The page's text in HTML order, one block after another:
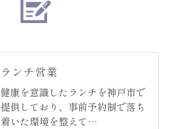
ランチ営業
健康を意識したランチを神戸市で
提供しており、事前予約制で落ち
着いた環境を整えて…